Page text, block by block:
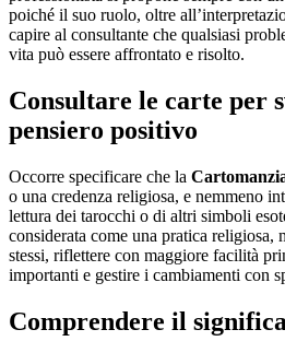
poiché il suo ruolo, oltre
capire al consultante che qualsiasi
vita può essere affrontato e risolto.
Consultare le carte per
pensiero positivo
Occorre specificare che la
o una credenza religiosa, e nemmeno
lettura dei tarocchi o di altri simboli
considerata come una pratica religiosa,
stessi, riflettere con maggiore facilità
importanti e gestire i cambiamenti con
Comprendere il